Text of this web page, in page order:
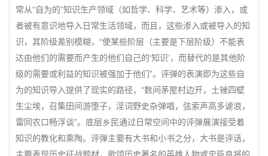
常从“自为的”知识生产领域（如哲学、科学、艺术等）渗入，或
者被有意识地导入日常生活领域，而且，这些渗入或被导入的知
识，其阶级差别模糊，“使某些阶层（主要是下层阶级）不能表
达由他们的需要而产生的他们自己的‘知识’，而替代的是其他阶
级的需要或利益的知识被强加于他们”。评弹的表演即为这些自
为的知识导入提供了现实的路径，“数间茅屋村边开，土锉四壁
生尘埃，召集田间游堕子，淫词野史杂弹唱，弦索声高多谑浪，
雷同农口畅浮谈”。底层乡民通过日常空间中的评弹展演接受着
知识的教化和熏陶。评弹主要有大书和小书之分，大书是评话，